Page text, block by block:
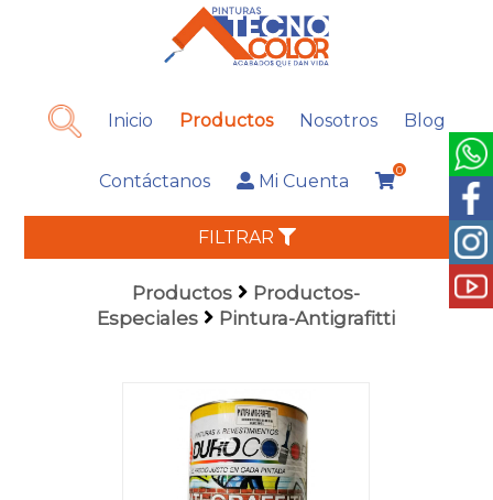
Inicio Productos Nosotros Blog
Contáctanos Mi Cuenta
0
FILTRAR
Productos
Productos-
Especiales
Pintura-Antigrafitti